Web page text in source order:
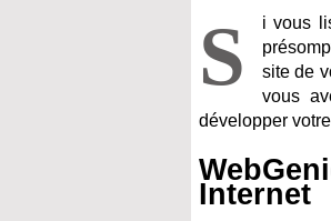
S
i vous
site de
vous
développer
Internet